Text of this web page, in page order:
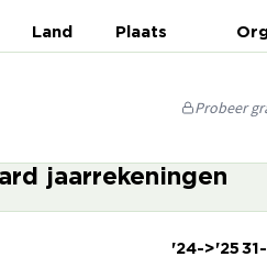
Land Plaats
Probeer
jaarrekeningen
'24->'25